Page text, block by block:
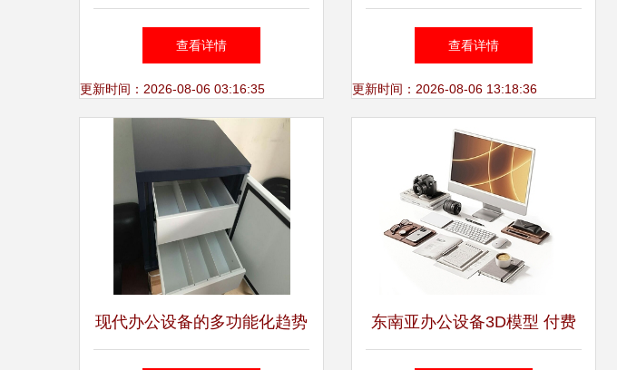
查看详情
更新时间：2026-08-06 03:16:35
本连接技术与文化的实用读本
查看详情
更新时间：2026-08-06 13:18:36
现代办公设备的多功能化趋势 东南亚办公设备3D模型 付费